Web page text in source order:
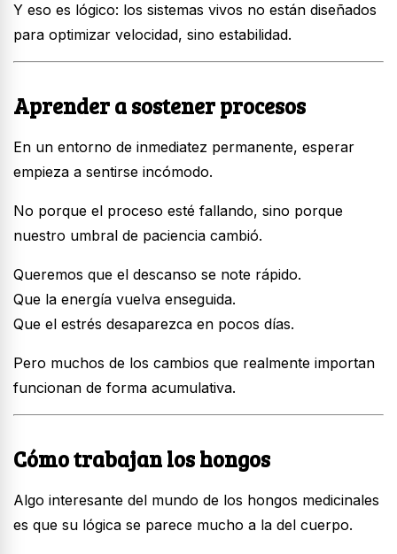
Y eso es lógico: los sistemas vivos no están diseñados
para optimizar velocidad, sino estabilidad.
Aprender a sostener procesos
En un entorno de inmediatez permanente, esperar
empieza a sentirse incómodo.
No porque el proceso esté fallando, sino porque
nuestro umbral de paciencia cambió.
Queremos que el descanso se note rápido.
Que la energía vuelva enseguida.
Que el estrés desaparezca en pocos días.
Pero muchos de los cambios que realmente importan
funcionan de forma acumulativa.
Cómo trabajan los hongos
Algo interesante del mundo de los hongos medicinales
es que su lógica se parece mucho a la del cuerpo.